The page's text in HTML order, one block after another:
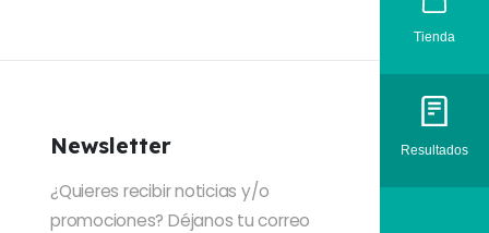
Newsletter
¿Quieres recibir noticias y/o
promociones? Déjanos tu correo
Tienda
Resultados